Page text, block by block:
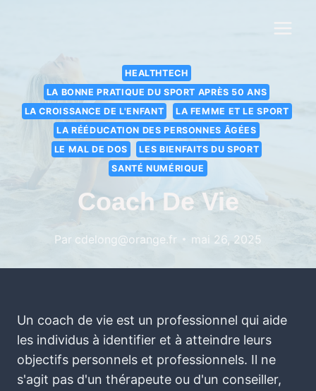
HEALTHTECH
LA BONNE PRATIQUE DU SPORT APRÈS 50 ANS
LA CROISSANCE DE L'ENFANT
LA FEMME ET LE SPORT
LA RÉÉDUCATION DES PERSONNES ÂGÉES
LE MAL DE DOS
LES BIENFAITS DU SPORT
SANTÉ NUMÉRIQUE
Coach De Vie
Par cdelong@orange.fr mai 26, 2025
Un coach de vie est un professionnel qui aide
les individus à identifier et à atteindre leurs
objectifs personnels et professionnels. Il ne
s'agit pas d'un thérapeute ou d'un conseiller,